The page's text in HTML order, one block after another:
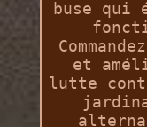
buse qui
et
lutte